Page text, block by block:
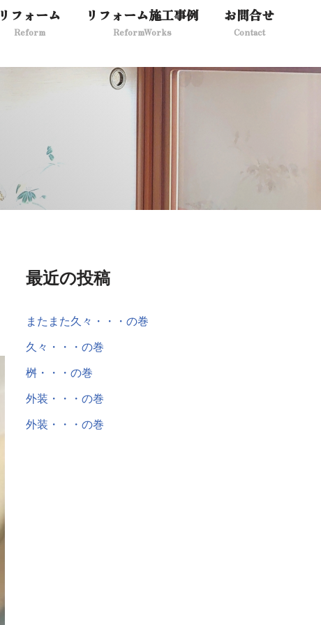
リフォーム
Reform
リフォーム施工事例
ReformWorks
お問合せ
Contact
最近の投稿
またまた久々・・・の巻
久々・・・の巻
桝・・・の巻
外装・・・の巻
外装・・・の巻